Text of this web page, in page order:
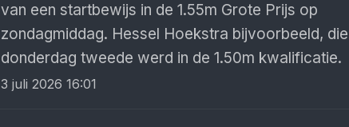
van een startbewijs in de 1.55m Grote Prijs op
zondagmiddag. Hessel Hoekstra bijvoorbeeld, die
donderdag tweede werd in de 1.50m kwalificatie.
3 juli 2026 16:01